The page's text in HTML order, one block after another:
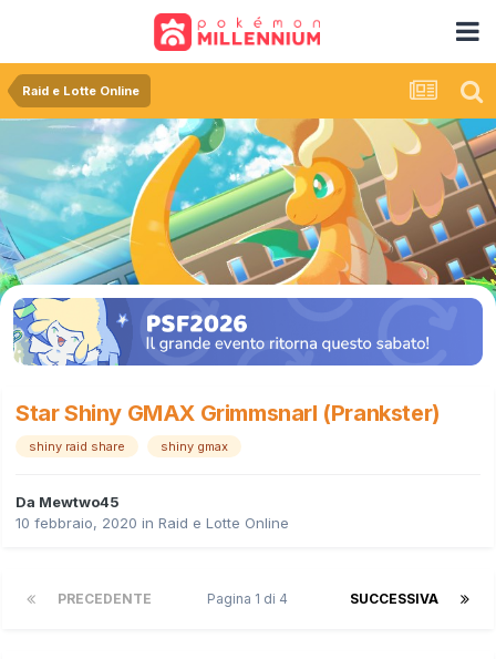
Raid e Lotte Online
Star Shiny GMAX Grimmsnarl (Prankster)
shiny raid share shiny gmax
Da Mewtwo45
10 febbraio, 2020 in Raid e Lotte Online
PRECEDENTE SUCCESSIVA
Pagina 1 di 4